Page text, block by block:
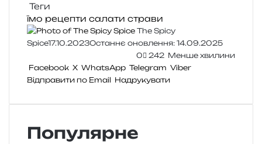
Теги
їмо рецепти салати страви
The Spicy
Spice17.10.2023Останнє оновлення: 14.09.2025
0
242 Менше хвилини
Facebook X WhatsApp Telegram Viber
Відправити по Email Надрукувати
Популярне